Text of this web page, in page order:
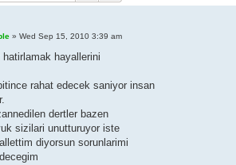
» Wed Sep 15, 2010 3:39 am
hatirlamak hayallerini
rahat edecek saniyor insan
dertler bazen
sizilari unutturuyor iste
diyorsun sorunlarimi